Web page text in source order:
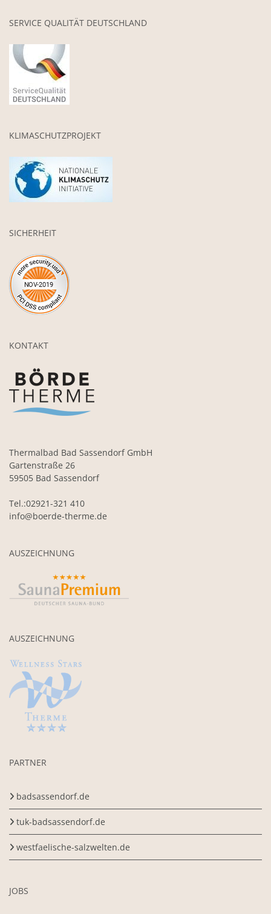
SERVICE QUALITÄT DEUTSCHLAND
KLIMASCHUTZPROJEKT
SICHERHEIT
KONTAKT
Thermalbad Bad Sassendorf GmbH
Gartenstraße 26
59505 Bad Sassendorf
Tel.:02921-321 410
info@boerde-therme.de
AUSZEICHNUNG
AUSZEICHNUNG
PARTNER
badsassendorf.de
tuk-badsassendorf.de
westfaelische-salzwelten.de
JOBS